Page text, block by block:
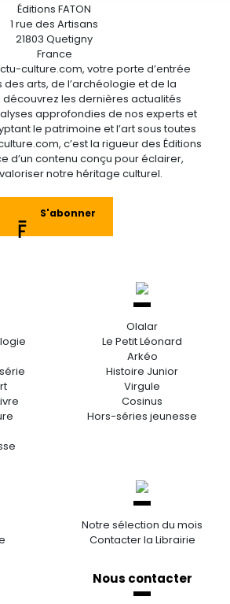
Éditions FATON
1 rue des Artisans
21803 Quetigny
France
culture.com, votre porte d’entrée
des arts, de l’archéologie et de la
découvrez les dernières actualités
approfondies de nos experts et
le patrimoine et l’art sous toutes
c’est la rigueur des Éditions
d’un contenu conçu pour éclairer,
notre héritage culturel.
S'abonner
Olalar
Le Petit Léonard
Arkéo
Histoire Junior
Virgule
Cosinus
Hors-séries jeunesse
Notre sélection du mois
Contacter la Librairie
Nous contacter